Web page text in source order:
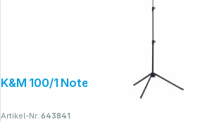
K&M 100/1 Notenpult schwarz
Artikel-Nr.:643841